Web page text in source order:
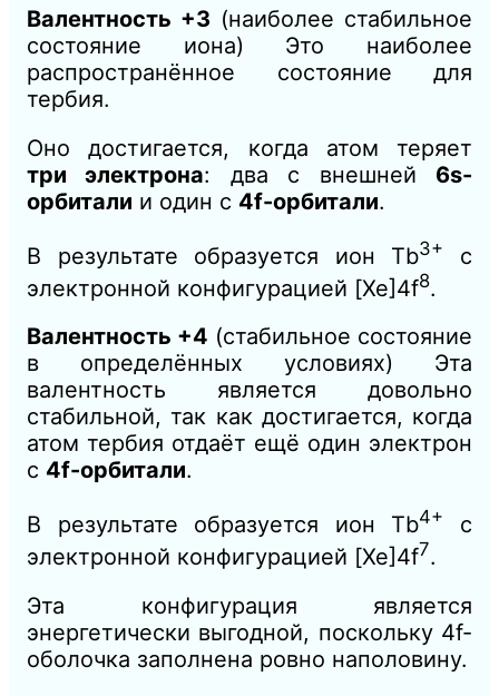
Валентность +3 (наиболее стабильное
состояние иона) Это наиболее
распространённое состояние для
тербия.
Оно достигается, когда атом теряет
три электрона: два с внешней 6s-
орбитали и один с 4f-орбитали.
В результате образуется ион Tb3+
с
электронной конфигурацией [Xe]4f8.
Валентность +4 (стабильное состояние
в определённых условиях) Эта
валентность является довольно
стабильной, так как достигается, когда
атом тербия отдаёт ещё один электрон
с 4f-орбитали.
В результате образуется ион Tb4+
с
электронной конфигурацией [Xe]4f7.
Эта конфигурация является
энергетически выгодной, поскольку 4f-
оболочка заполнена ровно наполовину.